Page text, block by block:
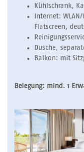
Kühlschrank,
Internet:
Flatscreen,
Dusche,
Balkon: mit
Belegung: mind. 1